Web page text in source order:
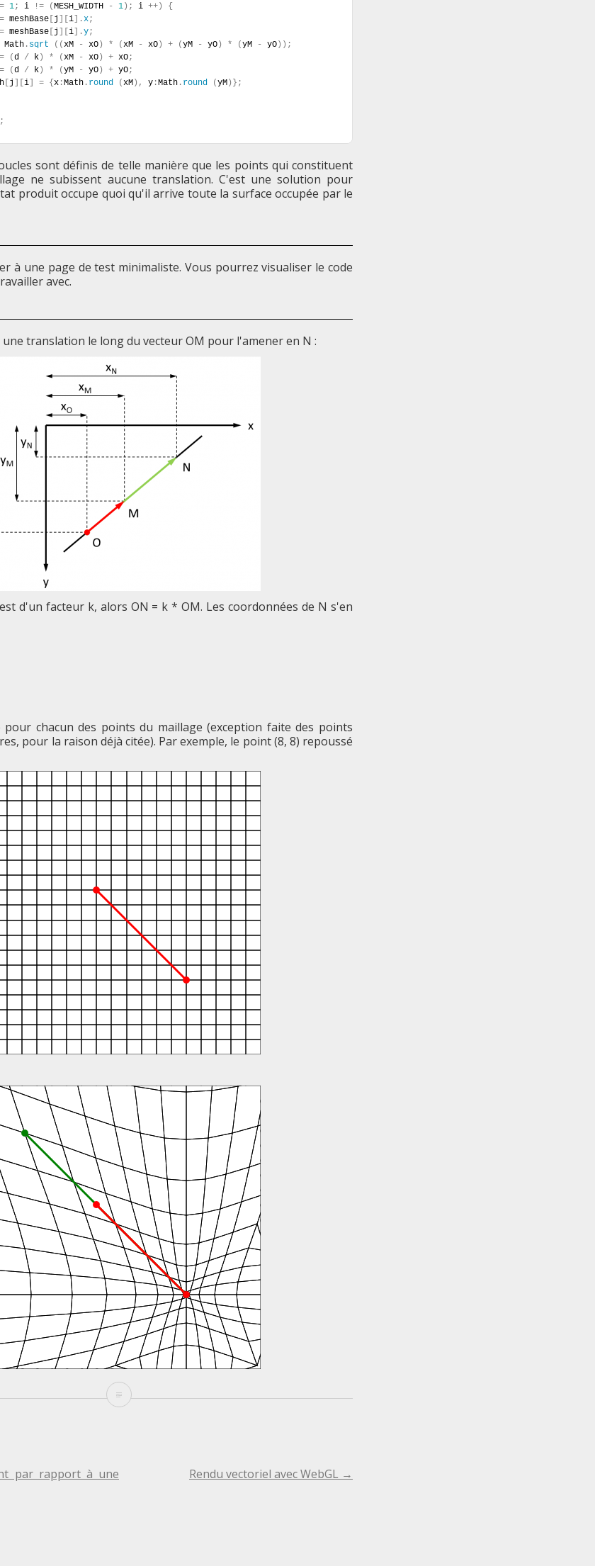
= 1; i ! = (MESH_WIDTH - 1) ; i ++)
{
= meshBase [j ] [i] .x;
= meshBase [j ] [i] .y;
Math . sqrt ( (xM - xO) * (xM - xO) + (yM - yO) * (yM - yO) ) ;
= (d / k) * (xM - xO) + xO;
= (d / k) * (yM - yO) + yO;
[j ] [i] = {x :Math . round (xM) , y :Math . round (yM) } ;
;
sont définis de telle manière que les points qui constituent
ne subissent aucune translation. C'est une solution pour
produit occupe quoi qu'il arrive toute la surface occupée par le
à une page de test minimaliste. Vous pourrez visualiser le code
avec.
translation le long du vecteur OM pour l'amener en N :
d'un facteur k, alors ON = k * OM. Les coordonnées de N s'en
pour chacun des points du maillage (exception faite des points
pour la raison déjà citée). Par exemple, le point (8, 8) repoussé
Déformation
par rapport à une
Rendu vectoriel avec WebGL →